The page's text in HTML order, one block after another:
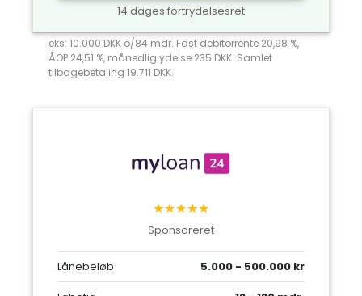
14 dages fortrydelsesret
eks: 10.000 DKK o/84 mdr. Fast debitorrente 20,98 %,
ÅOP 24,51 %, månedlig ydelse 235 DKK. Samlet
tilbagebetaling 19.711 DKK.
★★★★★
Sponsoreret
Lånebeløb
5.000 - 500.000 kr